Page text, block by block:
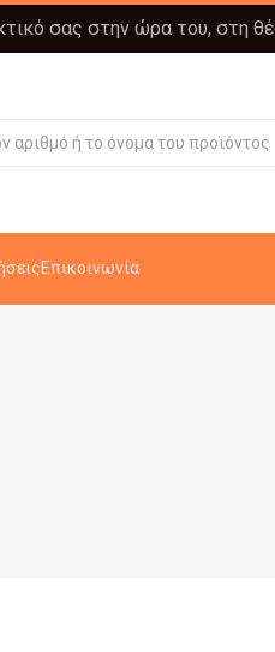
σας στην ώρα του, στη
Επικοινωνία